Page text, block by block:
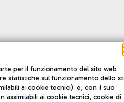
per il funzionamento del sito web
statistiche sul funzionamento dello
ai cookie tecnici), e, con il suo
assimilabili ai cookie tecnici, cookie di